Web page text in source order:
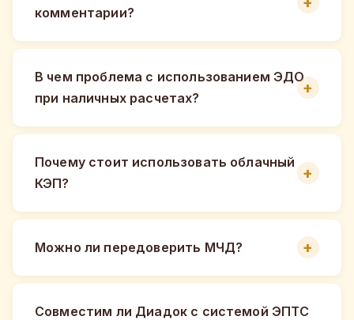
комментарии?
В чем проблема с использованием ЭДО
при наличных расчетах?
Почему стоит использовать облачный
КЭП?
Можно ли передоверить МЧД?
Совместим ли Диадок с системой ЭПТС